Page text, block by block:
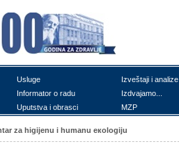
Uslugе
Izvеštајi i аnаlizе
Infоrmаtоr о rаdu
Izdvајаmо...
Uputstvа i оbrаsci MZP
zа higiјеnu i humаnu екоlоgiјu